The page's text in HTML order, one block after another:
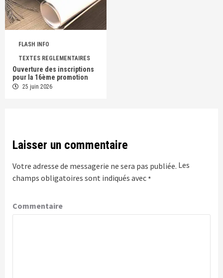
FLASH INFO
TEXTES REGLEMENTAIRES
Ouverture des inscriptions
pour la 16ème promotion
25 juin 2026
Laisser un commentaire
Votre adresse de messagerie ne sera pas publiée. Les
champs obligatoires sont indiqués avec *
Commentaire